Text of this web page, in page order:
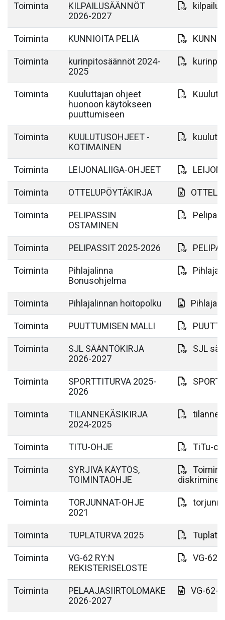
Toiminta
KILPAILUSÄÄNNÖT
2026-2027
Toiminta KUNNIOITA PELIÄ
Toiminta
kurinpitosäännöt 2024-
2025
Toiminta
Kuuluttajan ohjeet
huonoon käytökseen
puuttumiseen
Toiminta
KUULUTUSOHJEET -
KOTIMAINEN
Toiminta LEIJONALIIGA-OHJEET
Toiminta OTTELUPÖYTÄKIRJA
Toiminta
PELIPASSIN
OSTAMINEN
Toiminta PELIPASSIT 2025-2026
Toiminta
Pihlajalinna
Bonusohjelma
Toiminta Pihlajalinnan hoitopolku
Toiminta PUUTTUMISEN MALLI
Toiminta
SJL SÄÄNTÖKIRJA
2026-2027
SJL
Toiminta
SPORTTITURVA 2025-
2026
Toiminta
TILANNEKÄSIKIRJA
2024-2025
Toiminta TITU-OHJE TiTu-
Toiminta
SYRJIVÄ KÄYTÖS,
TOIMINTAOHJE
Toiminta
TORJUNNAT-OHJE
2021
Toiminta TUPLATURVA 2025
Toiminta
VG-62 RY:N
REKISTERISELOSTE
VG-
Toiminta
PELAAJASIIRTOLOMAKE
2026-2027
VG-62-